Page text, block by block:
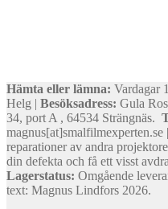
Hämta eller lämna: Vardagar
Helg | Besöksadress: Gula
34, port A , 64534 Strängnäs.
magnus[at]smalfilmexperten.se |
reparationer av andra
din defekta och få ett visst
Lagerstatus: Omgående
text: Magnus Lindfors 2026.